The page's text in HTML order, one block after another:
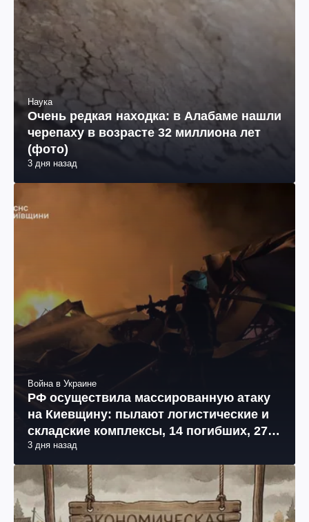
Наука
Очень редкая находка: в Алабаме нашли
черепаху в возрасте 32 миллиона лет
(фото)
3 дня назад
Война в Украине
РФ осуществила массированную атаку
на Киевщину: пылают логистические и
складские комплексы, 14 погибших, 27
раненых (фото, видео)
3 дня назад